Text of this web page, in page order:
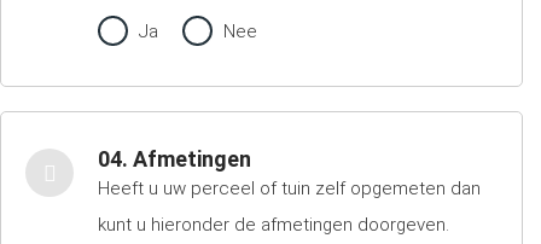
Ja Nee
04. Afmetingen
Heeft u uw perceel of tuin zelf opgemeten dan
kunt u hieronder de afmetingen doorgeven.